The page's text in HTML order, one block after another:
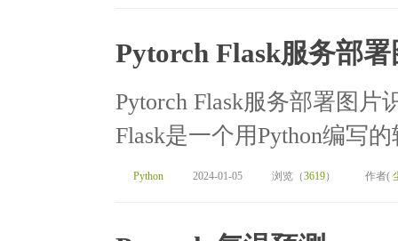
Pytorch Flask服务部
Pytorch Flask服务部署图片
Flask是一个用Python编写
Python 2024-01-05 浏览（3619） 作者(